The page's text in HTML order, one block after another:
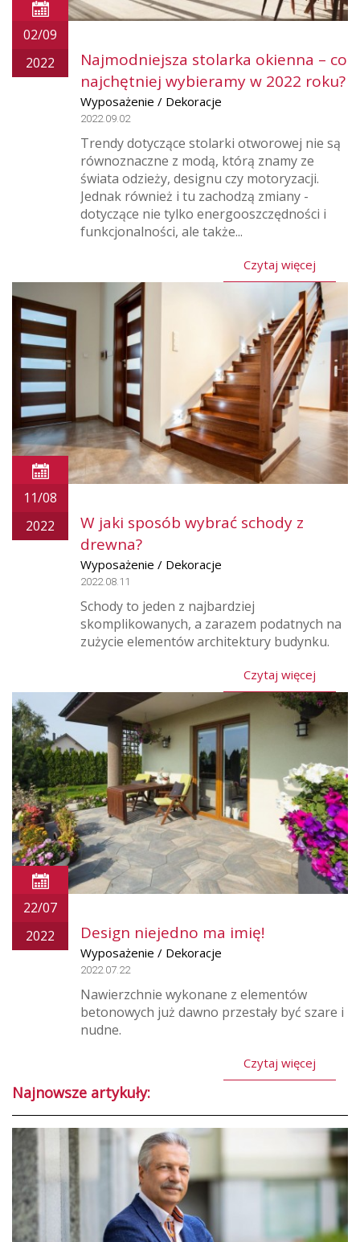
02/09
2022
Najmodniejsza stolarka okienna – co
najchętniej wybieramy w 2022 roku?
Wyposażenie / Dekoracje
2022.09.02
Trendy dotyczące stolarki otworowej nie są
równoznaczne z modą, którą znamy ze
świata odzieży, designu czy motoryzacji.
Jednak również i tu zachodzą zmiany -
dotyczące nie tylko energooszczędności i
funkcjonalności, ale także...
Czytaj więcej
11/08
2022
W jaki sposób wybrać schody z
drewna?
Wyposażenie / Dekoracje
2022.08.11
Schody to jeden z najbardziej
skomplikowanych, a zarazem podatnych na
zużycie elementów architektury budynku.
Czytaj więcej
22/07
2022
Design niejedno ma imię!
Wyposażenie / Dekoracje
2022.07.22
Nawierzchnie wykonane z elementów
betonowych już dawno przestały być szare i
nudne.
Czytaj więcej
Najnowsze artykuły: